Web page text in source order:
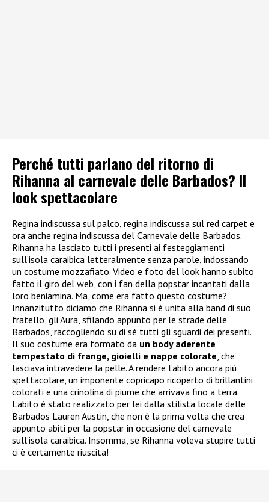
Perché tutti parlano del ritorno di
Rihanna al carnevale delle Barbados? Il
look spettacolare
Regina indiscussa sul palco, regina indiscussa sul red carpet e
ora anche regina indiscussa del Carnevale delle Barbados.
Rihanna ha lasciato tutti i presenti ai festeggiamenti
sull’isola caraibica letteralmente senza parole, indossando
un costume mozzafiato. Video e foto del look hanno subito
fatto il giro del web, con i fan della popstar incantati dalla
loro beniamina. Ma, come era fatto questo costume?
Innanzitutto diciamo che Rihanna si è unita alla band di suo
fratello, gli Aura, sfilando appunto per le strade delle
Barbados, raccogliendo su di sé tutti gli sguardi dei presenti.
Il suo costume era formato da un body aderente
tempestato di frange, gioielli e nappe colorate, che
lasciava intravedere la pelle. A rendere l’abito ancora più
spettacolare, un imponente copricapo ricoperto di brillantini
colorati e una crinolina di piume che arrivava fino a terra.
L’abito è stato realizzato per lei dalla stilista locale delle
Barbados Lauren Austin, che non è la prima volta che crea
appunto abiti per la popstar in occasione del carnevale
sull’isola caraibica. Insomma, se Rihanna voleva stupire tutti
ci è certamente riuscita!